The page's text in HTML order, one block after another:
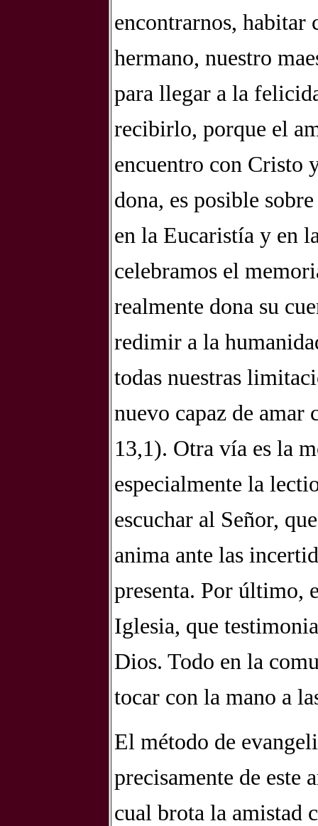
encontrarnos, habitar
hermano, nuestro
para llegar a la
recibirlo, porque el
encuentro con Cristo
dona, es posible
en la Eucaristía y en
celebramos el
realmente dona su
redimir a la
todas nuestras
nuevo capaz de amar
13,1). Otra vía es la
especialmente la
escuchar al Señor,
anima ante las
presenta. Por último,
Iglesia, que
Dios. Todo en la
tocar con la mano a
El método de
precisamente de este
cual brota la amistad